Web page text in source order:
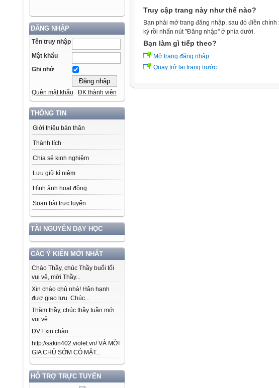
ĐĂNG NHẬP
Tên truy nhập
Mật khẩu
Ghi nhớ
Quên mật khẩu ĐK thành viên
THÔNG TIN
Giới thiệu bản thân
Thành tích
Chia sẻ kinh nghiệm
Lưu giữ kỉ niệm
Hình ảnh hoạt động
Soạn bài trực tuyến
TÀI NGUYÊN DẠY HỌC
CÁC Ý KIẾN MỚI NHẤT
Chào Thầy, chúc Thầy buổi tối
vui vẽ, mời Thầy...
Xin chào chủ nhà! Hân hạnh
đượ giao lưu. Chúc...
Thăm thầy, chúc thầy tuần mới
vui vẻ...
ĐVT xin chào...
http://sakin402.violet.vn/ VÀ MỜI
GIA CHỦ SỚM CÓ MẶT...
HỖ TRỢ TRỰC TUYẾN
Truy cập trang này như thế nào?
Bạn phải mở trang đăng nhập, sau đó điền
ký rồi nhấn nút "Đăng nhập" ở phía dưới.
Bạn làm gì tiếp theo?
Mở trang đăng nhập
Quay trở lại trang trước